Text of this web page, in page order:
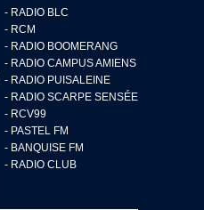
- RADIO BLC
- RCM
- RADIO BOOMERANG
- RADIO CAMPUS AMIENS
- RADIO PUISALEINE
- RADIO SCARPE SENSÉE
- RCV99
- PASTEL FM
- BANQUISE FM
- RADIO CLUB